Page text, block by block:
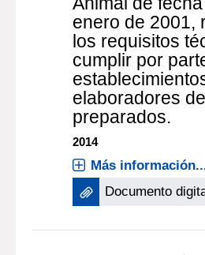
Resolución S/n
la Resolución
División de
Animal de
enero de 2001,
los requisitos
cumplir por
establecimientos
elaboradores de
preparados.
2014
Más